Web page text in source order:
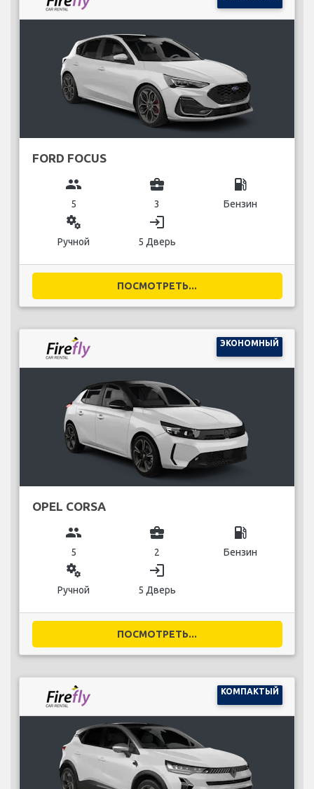
FORD FOCUS
group
5
business_center
3
local_gas_station
Бензин
miscellaneous_services
Ручной
login
5 Дверь
ПОСМОТРЕТЬ...
ЭКОНОМНЫЙ
OPEL CORSA
group
5
business_center
2
local_gas_station
Бензин
miscellaneous_services
Ручной
login
5 Дверь
ПОСМОТРЕТЬ...
КОМПАКТЫЙ